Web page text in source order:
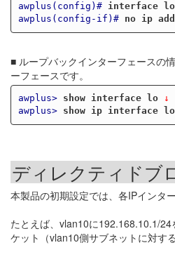
awplus(config)# interface lo
awplus(config-if)#
no ip
■ ループバックインターフェースの
ーフェースです。
awplus> show interface lo ↓
awplus>
show ip interface lo
ディレクティドブ
本製品の初期設定では、各IPインタ
たとえば、vlan10に192.168.10.1/
ケット（vlan10側サブネットに対す